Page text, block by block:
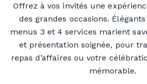
Offrez à vos invités une
des grandes occasions.
menus 3 et 4 services marient
et présentation soignée, pour
repas d’affaires ou votre
mémorable.